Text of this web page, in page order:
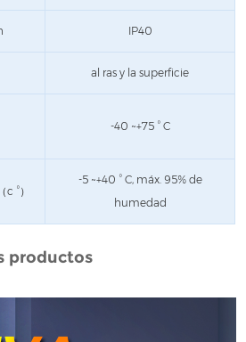
IP40
al ras y la superficie
-40 ~+75 ° C
°）
-5 ~+40 ° C, máx. 95% de
humedad
productos